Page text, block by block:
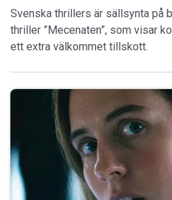
Svenska thrillers är sällsynta på
thriller ”Mecenaten”, som visar
ett extra välkommet tillskott.